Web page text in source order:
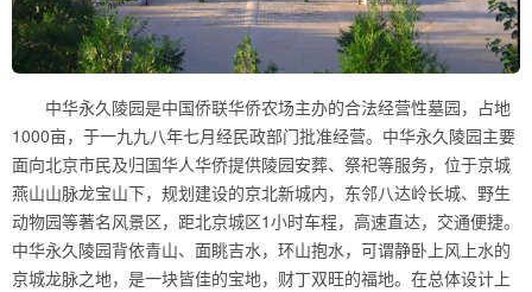
中华永久陵园是中国侨联华侨农场主办的合法经营性墓园，占地
1000亩，于一九九八年七月经民政部门批准经营。中华永久陵园主要
面向北京市民及归国华人华侨提供陵园安葬、祭祀等服务，位于京城
燕山山脉龙宝山下，规划建设的京北新城内，东邻八达岭长城、野生
动物园等著名风景区，距北京城区1小时车程，高速直达，交通便捷。
中华永久陵园背依青山、面眺吉水，环山抱水，可谓静卧上风上水的
京城龙脉之地，是一块皆佳的宝地，财丁双旺的福地。在总体设计上